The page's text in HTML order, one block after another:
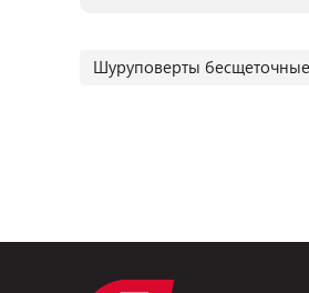
Шуруповерты бесщеточные